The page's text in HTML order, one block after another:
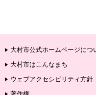
大村市公式ホームページにつ
大村市はこんなまち
ウェブアクセシビリティ方針